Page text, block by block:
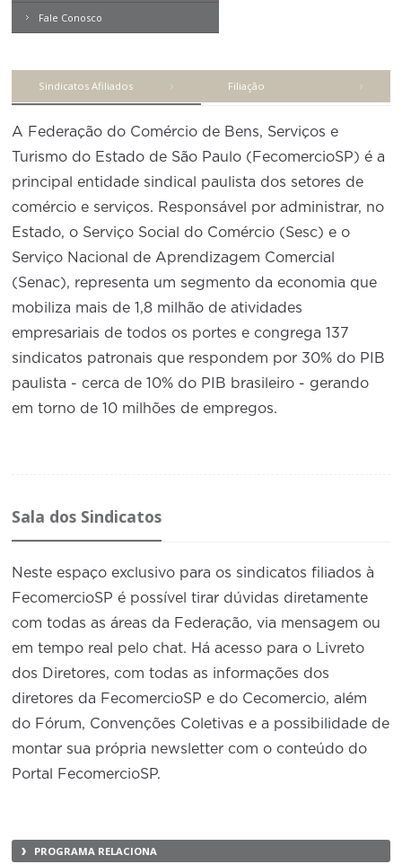
Afixação de preços e fiscalização
Logística Reversa
SENAC
Cecomercio
Licitações
Prêmio de Sustentabilidade
Conselho de Assuntos Tributários
Conselho de Economia Empresarial e Política
Conselho do Comércio Atacadista
Conselho de Serviços
Conselho de Sustentabilidade
Conselho de Comércio Eletrônico
Advocacy
IPS
PESP-S
PESP-C
PCSS
IMAT
LVC
FTN
sindicais do comércio
Médicos Veterinários
Motoristas
Nutricionistas
Secretárias
Técnicos Industriais
Telefonistas
Vendedores e Viajantes
Contemporâneo
Revista Problemas Brasileiros
Livros
Expresso MEI
Fale Conosco
Sindicatos Afiliados Filiação
A Federação do Comércio de Bens, Serviços e
Turismo do Estado de São Paulo (FecomercioSP) é a
principal entidade sindical paulista dos setores de
comércio e serviços. Responsável por administrar, no
Estado, o Serviço Social do Comércio (Sesc) e o
Serviço Nacional de Aprendizagem Comercial
(Senac), representa um segmento da economia que
mobiliza mais de 1,8 milhão de atividades
empresariais de todos os portes e congrega 137
sindicatos patronais que respondem por 30% do PIB
paulista - cerca de 10% do PIB brasileiro - gerando
em torno de 10 milhões de empregos.
Sala dos Sindicatos
Neste espaço exclusivo para os sindicatos filiados à
FecomercioSP é possível tirar dúvidas diretamente
com todas as áreas da Federação, via mensagem ou
em tempo real pelo chat. Há acesso para o Livreto
dos Diretores, com todas as informações dos
diretores da FecomercioSP e do Cecomercio, além
do Fórum, Convenções Coletivas e a possibilidade de
montar sua própria newsletter com o conteúdo do
Portal FecomercioSP.
PROGRAMA RELACIONA